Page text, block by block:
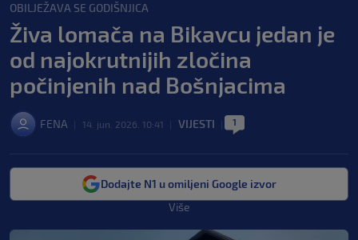
OBILJEŽAVA SE GODIŠNJICA
Živa lomača na Bikavcu jedan je
od najokrutnijih zločina
počinjenih nad Bošnjacima
FENA 14. jun. 2026. 10:41 VIJESTI 1
Dodajte N1 u omiljeni Google izvor
Više